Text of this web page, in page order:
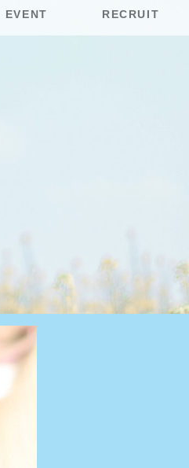
EVENT RECRUIT